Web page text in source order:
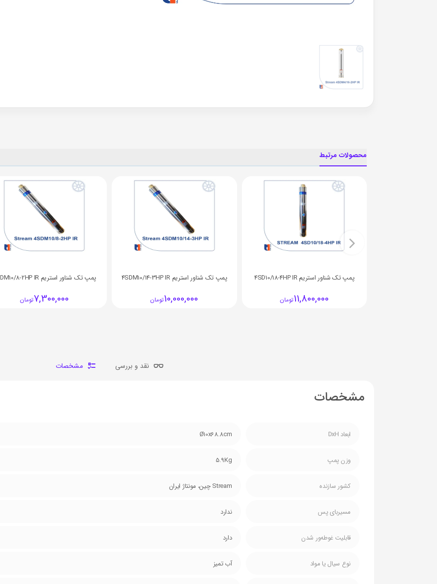
محصولات مرتبط
پمپ تک شناور استريم 4SD10/18-4HP IR
11,800,000تومان
پمپ تک شناور استريم 4SDM10/14-3HP IR
10,000,000تومان
پمپ تک شناور استريم 4SDM10/8-2HP IR
7,300,000تومان
نقد و بررسی مشخصات
مشخصات
ابعاد DxH Ø10x68.8cm
وزن پمپ 5.9Kg
کشور سازنده Stream چین، مونتاژ ایران
مسیربای پس ندارد
قابلیت غوطه‌ور شدن دارد
نوع سیال یا مواد آب تمیز